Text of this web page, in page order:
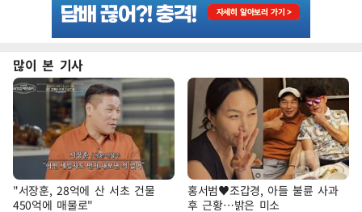
많이 본 기사
"서장훈, 28억에 산 서초 건물
450억에 매물로"
홍서범♥조갑경, 아들 불륜 사과
후 근황…밝은 미소